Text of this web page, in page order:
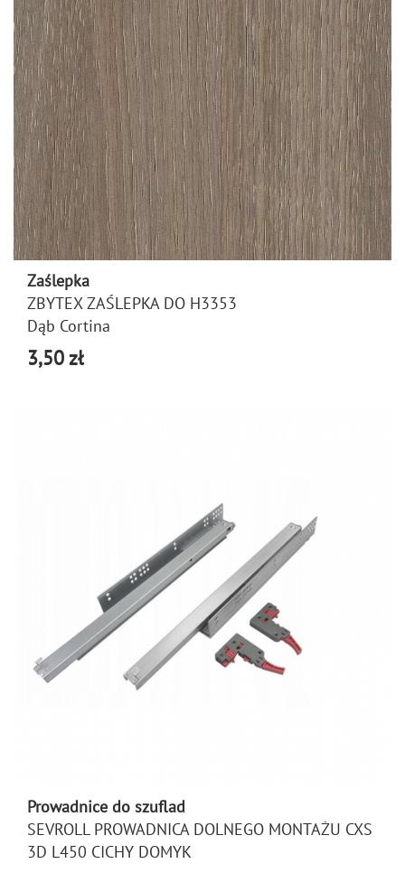
Zaślepka
ZBYTEX ZAŚLEPKA DO H3353
Dąb Cortina
3,50 zł
Prowadnice do szuflad
SEVROLL PROWADNICA DOLNEGO MONTAŻU CXS
3D L450 CICHY DOMYK